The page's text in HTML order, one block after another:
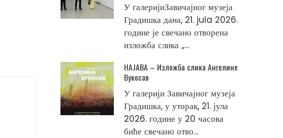
У галеријиЗавичајног музеја
Градишка дана, 21. jula 2026.
године је свечано отворена
изложба слика „...
НАЈАВА – Изложба слика Ангелине
Вукосав
У галерији Завичајног музеја
Градишка, у уторак, 21. јула
2026. године у 20 часова
биће свечано отво...